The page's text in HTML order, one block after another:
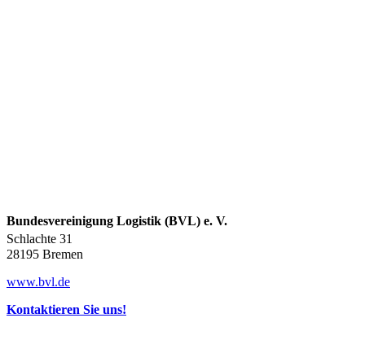
Bundesvereinigung Logistik (BVL) e. V.
Schlachte 31
28195 Bremen
www.bvl.de
Kontaktieren Sie uns!